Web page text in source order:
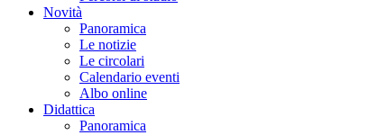
Novità
Panoramica
Le notizie
Le circolari
Calendario eventi
Albo online
Didattica
Panoramica